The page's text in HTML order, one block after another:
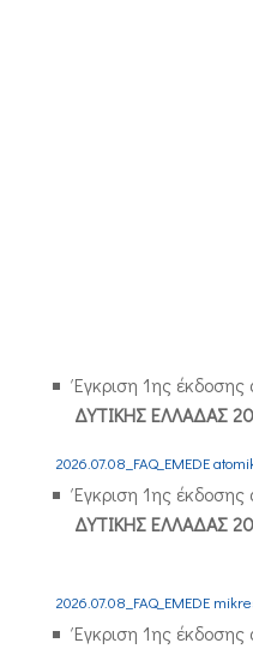
Έγκριση 1ης
ΔΥΤΙΚΗΣ ΕΛΛΑΔΑΣ
2026.07.08_FAQ_EMEDE
Έγκριση 1ης
ΔΥΤΙΚΗΣ ΕΛΛΑΔΑΣ
2026.07.08_FAQ_EMEDE
Έγκριση 1ης